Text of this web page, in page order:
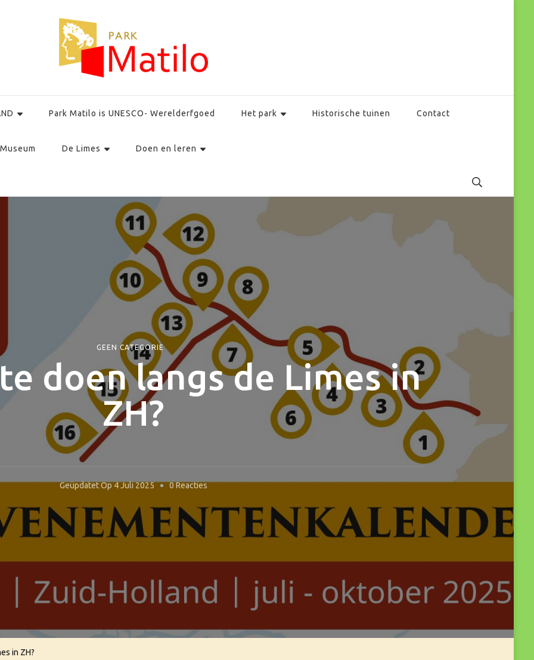
Park Matilo is UNESCO- Werelderfgoed Het park Historische tuinen Contact
Museum De Limes Doen en leren
GEEN CATEGORIE
doen langs de Limes in
ZH?
Geüpdatet Op4 Juli 2025 0 ReactiesOp
Langs
De
In
in ZH?